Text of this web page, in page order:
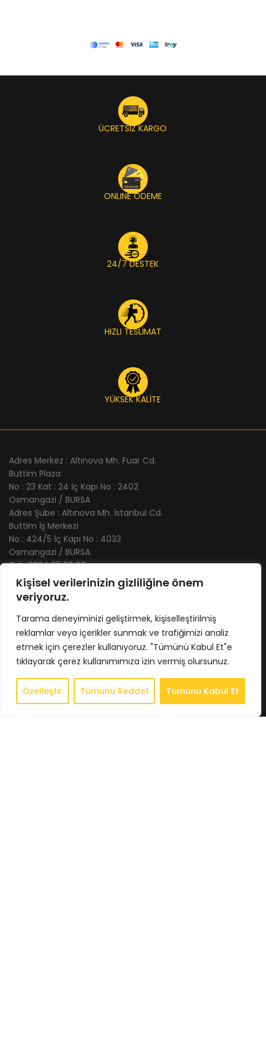
Kişisel verilerinizin gizliliğine önem
veriyoruz.
Tarama deneyiminizi geliştirmek, kişiselleştirilmiş
reklamlar veya içerikler sunmak ve trafiğimizi analiz
etmek için çerezler kullanıyoruz. "Tümünü Kabul Et"e
tıklayarak çerez kullanımımıza izin vermiş olursunuz.
Özelleştir Tümünü Reddet Tümünü Kabul Et
ÜCRETSİZ KARGO
ONLINE ÖDEME
24/7 DESTEK
HIZLI TESLİMAT
YÜKSEK KALİTE
Adres Merkez : Altınova Mh. Fuar Cd.
Buttim Plaza
No : 23 Kat : 24 İç Kapı No : 2402
Osmangazi / BURSA
Adres Şube : Altınova Mh. İstanbul Cd.
Buttim İş Merkezi
No : 424/5 İç Kapı No : 4033
Osmangazi / BURSA
Tel : 0224 211 62 66
Gsm : 0543 407 93 23
E-Posta : info@bkbstore.com
KURUMSAL
Anasayfa
Hakkımızda
Store
İletişim
0